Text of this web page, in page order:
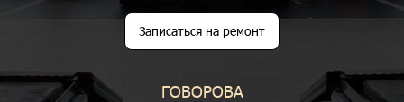
Записаться на ремонт
ГОВОРОВА